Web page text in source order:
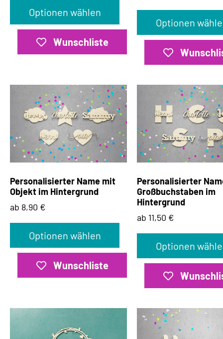
Optionen wählen
Wunschliste
Optionen
Personalisierter Name mit
Objekt im Hintergrund
ab 8,90 €
Optionen wählen
Wunschliste
Personalisierter
Großbuchstaben im
Hintergrund
ab 11,50 €
Optionen